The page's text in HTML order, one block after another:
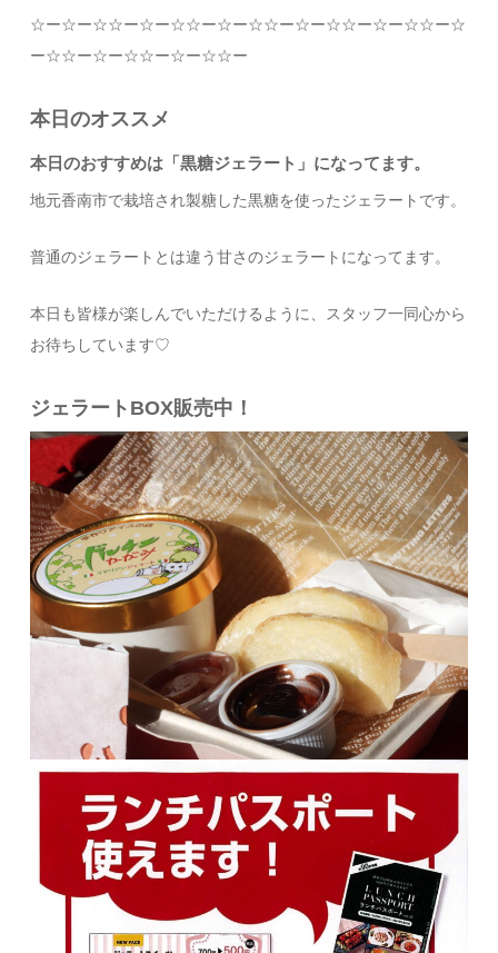
☆ー☆ー☆☆ー☆ー☆☆ー☆ー☆☆ー☆ー☆☆ー☆ー☆☆ー☆
ー☆☆ー☆ー☆☆ー☆ー☆☆ー
本日のオススメ
本日のおすすめは「黒糖ジェラート 」になってます。
地元香南市で栽培され製糖した黒糖を使ったジェラートです。
普通のジェラートとは違う甘さのジェラートになってます。
本日も皆様が楽しんでいただけるように、スタッフ一同心から
お待ちしています♡
ジェラートBOX販売中！